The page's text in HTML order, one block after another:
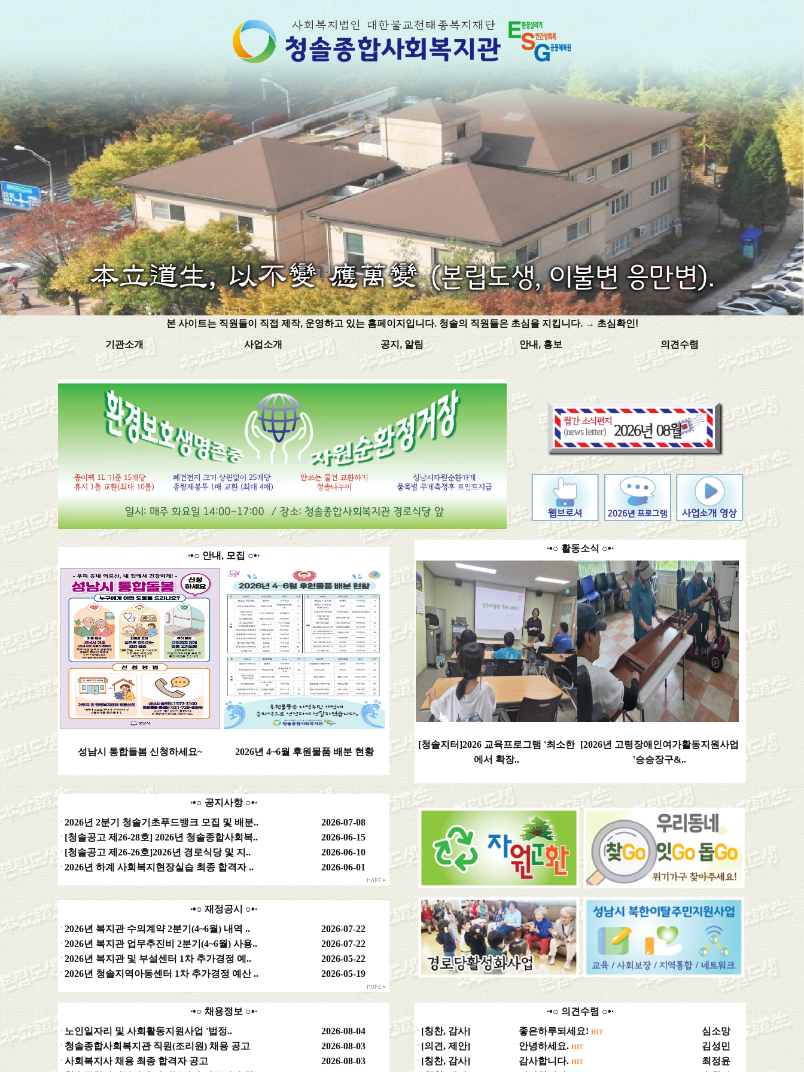
본 사이트는 직원들이 직접 제작, 운영하고 있는 홈페이지입니다. 청솔의 직원들은 초심을 지킵니다. → 초심확인!
기관소개 사업소개 공지, 알림 안내, 홍보 의견수렴
∙•○ 안내, 모집 ○•∙
성남시 통합돌봄 신청하세요~ 2026년 4~6월 후원물품 배분 현황
∙•○ 활동소식 ○•∙
[청솔지터]2026 교육프로그램 '최소한
에서 확장..
[2026년 고령장애인여가활동지원사업
'승승장구&..
∙•○ 공지사항 ○•∙
2026년 2분기 청솔기초푸드뱅크 모집 및 배분..
2026-07-08
[청솔공고 제26-28호] 2026년 청솔종합사회복..
2026-06-15
[청솔공고 제26-26호]2026년 경로식당 및 지..
2026-06-10
2026년 하계 사회복지현장실습 최종 합격자 ..
2026-06-01
∙•○ 재정공시 ○•∙
2026년 복지관 수의계약 2분기(4~6월) 내역 ..
2026-07-22
2026년 복지관 업무추진비 2분기(4~6월) 사용..
2026-07-22
2026년 복지관 및 부설센터 1차 추가경정 예..
2026-05-22
2026년 청솔지역아동센터 1차 추가경정 예산 ..
2026-05-19
∙•○ 채용정보 ○•∙
노인일자리 및 사회활동지원사업 '법정..
2026-08-04
청솔종합사회복지관 직원(조리원) 채용 공고
2026-08-03
사회복지사 채용 최종 합격자 공고
2026-08-03
∙•○ 의견수렴 ○•∙
[칭찬, 감사]
좋은하루되세요! HIT
심소망
[의견, 제안]
안녕하세요. HIT
김성민
[칭찬, 감사]
감사합니다. HIT
최정윤